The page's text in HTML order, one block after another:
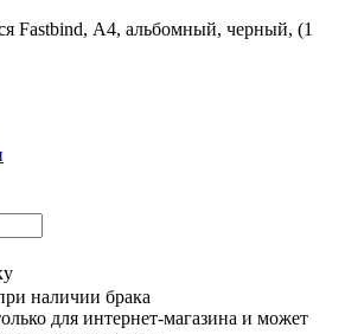
Fastbind, А4, альбомный, черный, (1
наличии брака
для интернет-магазина и может